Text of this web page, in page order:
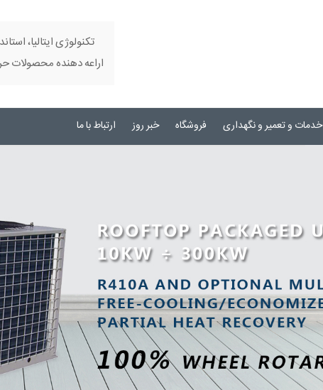
تکنولوژی ایتالیا،
اراعه دهنده محصولات
خدمات و تعمیر و نگهداری فروشگاه خبر روز ارتباط با ما